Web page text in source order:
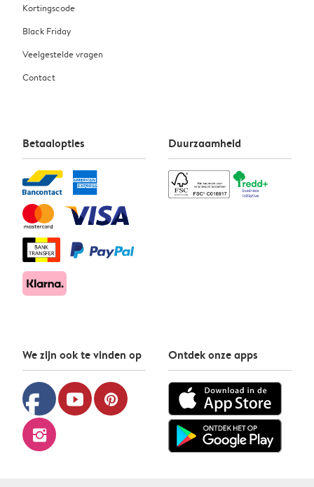
Kortingscode
Black Friday
Veelgestelde vragen
Contact
Betaalopties Duurzaamheid
We zijn ook te vinden op
facebook youtube pinterest
instagram
Ontdek onze apps